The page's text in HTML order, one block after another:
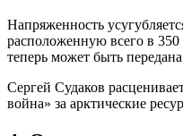
Напряженность
расположенную всего в 350
теперь может быть
Сергей Судаков
война» за арктические